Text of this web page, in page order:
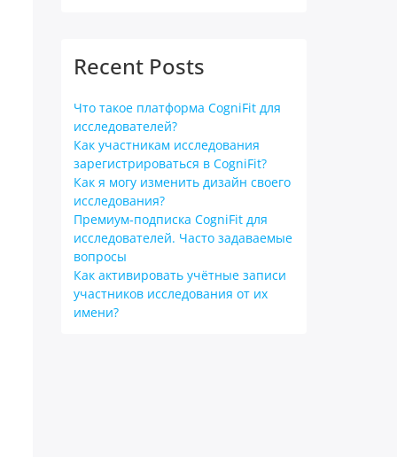
Recent Posts
Что такое платформа CogniFit для
исследователей?
Как участникам исследования
зарегистрироваться в CogniFit?
Как я могу изменить дизайн своего
исследования?
Премиум-подписка CogniFit для
исследователей. Часто задаваемые
вопросы
Как активировать учётные записи
участников исследования от их
имени?